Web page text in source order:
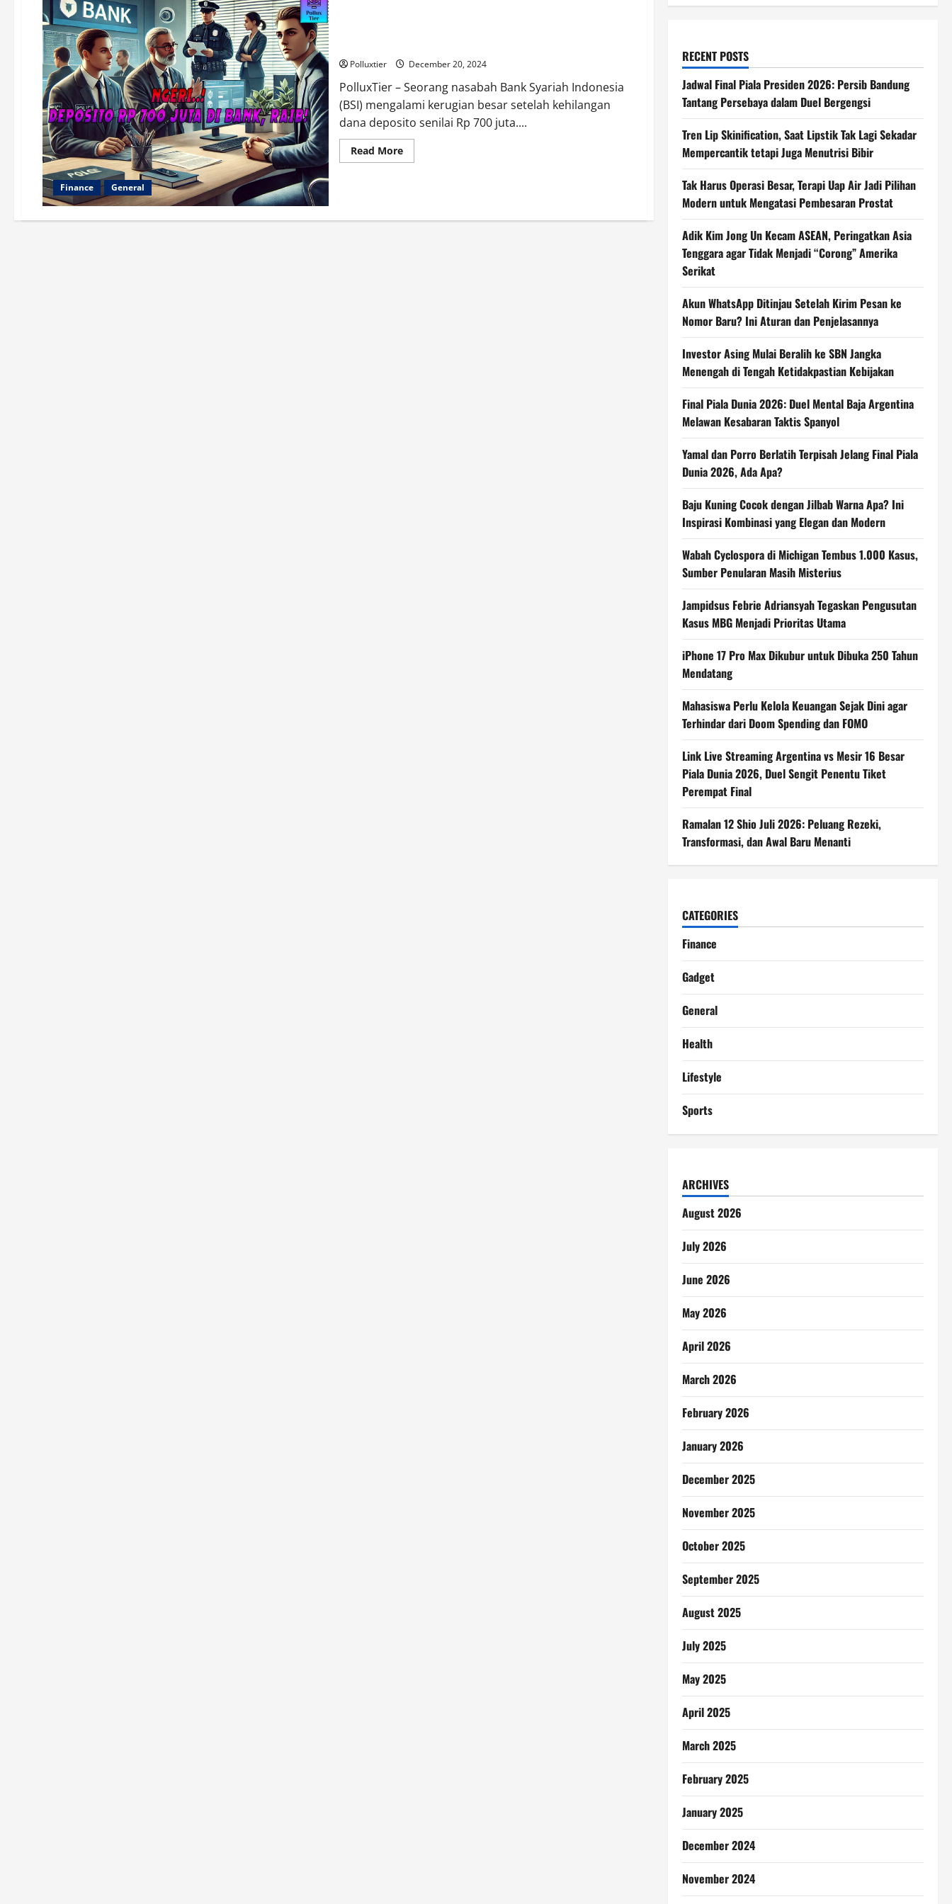
Finance General
Polluxtier December 20, 2024
PolluxTier – Seorang nasabah Bank Syariah Indonesia
(BSI) mengalami kerugian besar setelah kehilangan
dana deposito senilai Rp 700 juta....
Read MoreRead
more
di
RECENT POSTS
Jadwal Final Piala Presiden 2026: Persib Bandung
Tantang Persebaya dalam Duel Bergengsi
Tren Lip Skinification, Saat Lipstik Tak Lagi Sekadar
Mempercantik tetapi Juga Menutrisi Bibir
Tak Harus Operasi Besar, Terapi Uap Air Jadi Pilihan
Modern untuk Mengatasi Pembesaran Prostat
Adik Kim Jong Un Kecam ASEAN, Peringatkan Asia
Tenggara agar Tidak Menjadi “Corong” Amerika
Serikat
Akun WhatsApp Ditinjau Setelah Kirim Pesan ke
Nomor Baru? Ini Aturan dan Penjelasannya
Investor Asing Mulai Beralih ke SBN Jangka
Menengah di Tengah Ketidakpastian Kebijakan
Final Piala Dunia 2026: Duel Mental Baja Argentina
Melawan Kesabaran Taktis Spanyol
Yamal dan Porro Berlatih Terpisah Jelang Final Piala
Dunia 2026, Ada Apa?
Baju Kuning Cocok dengan Jilbab Warna Apa? Ini
Inspirasi Kombinasi yang Elegan dan Modern
Wabah Cyclospora di Michigan Tembus 1.000 Kasus,
Sumber Penularan Masih Misterius
Jampidsus Febrie Adriansyah Tegaskan Pengusutan
Kasus MBG Menjadi Prioritas Utama
iPhone 17 Pro Max Dikubur untuk Dibuka 250 Tahun
Mendatang
Mahasiswa Perlu Kelola Keuangan Sejak Dini agar
Terhindar dari Doom Spending dan FOMO
Link Live Streaming Argentina vs Mesir 16 Besar
Piala Dunia 2026, Duel Sengit Penentu Tiket
Perempat Final
Ramalan 12 Shio Juli 2026: Peluang Rezeki,
Transformasi, dan Awal Baru Menanti
CATEGORIES
Finance
Gadget
General
Health
Lifestyle
Sports
ARCHIVES
August 2026
July 2026
June 2026
May 2026
April 2026
March 2026
February 2026
January 2026
December 2025
November 2025
October 2025
September 2025
August 2025
July 2025
May 2025
April 2025
March 2025
February 2025
January 2025
December 2024
November 2024